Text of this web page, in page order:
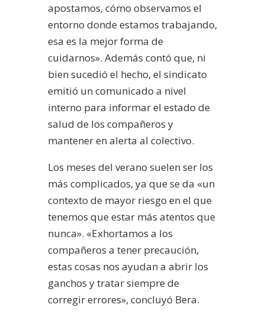
apostamos, cómo observamos el
entorno donde estamos trabajando,
esa es la mejor forma de
cuidarnos». Además contó que, ni
bien sucedió el hecho, el sindicato
emitió un comunicado a nivel
interno para informar el estado de
salud de los compañeros y
mantener en alerta al colectivo.
Los meses del verano suelen ser los
más complicados, ya que se da «un
contexto de mayor riesgo en el que
tenemos que estar más atentos que
nunca». «Exhortamos a los
compañeros a tener precaución,
estas cosas nos ayudan a abrir los
ganchos y tratar siempre de
corregir errores», concluyó Bera.